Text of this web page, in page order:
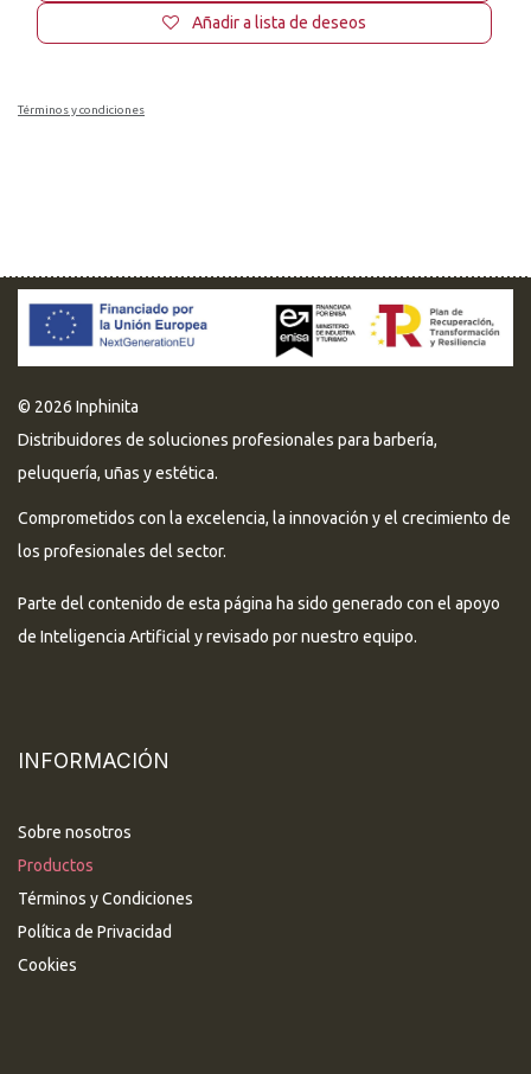
Añadir a lista de deseos
Términos y condiciones
© 2026 Inphinita
Distribuidores de soluciones profesionales para barbería,
peluquería, uñas y estética.
Comprometidos con la excelencia, la innovación y el crecimiento de
los profesionales del sector.
Parte del contenido de esta página ha sido generado con el apoyo
de Inteligencia Artificial y revisado por nuestro equipo.
INFORMACIÓN
Sobre nosotros
Productos
Términos y Condiciones
Política de Privacidad
Cookies